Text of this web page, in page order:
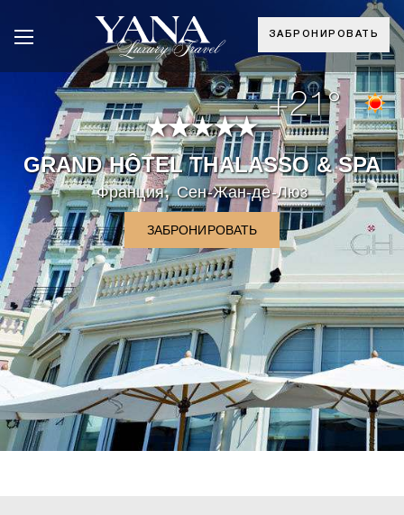
ЗАБРОНИРОВАТЬ
+21°
GRAND HÔTEL THALASSO & SPA
Франция,Сен-Жан-де-Люз
ЗАБРОНИРОВАТЬ